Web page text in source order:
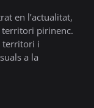
en l’actualitat,
territori pirinenc.
territori i
a la